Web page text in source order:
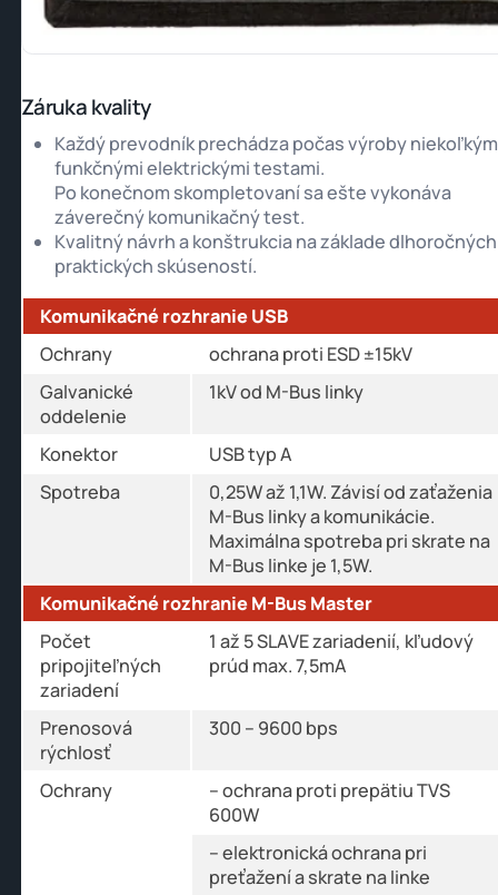
Záruka kvality
Každý prevodník prechádza počas výroby
funkčnými elektrickými testami.
Po konečnom skompletovaní sa ešte vykonáva
záverečný komunikačný test.
Kvalitný návrh a konštrukcia na základe dlhoročných
praktických skúseností.
Komunikačné rozhranie USB
Ochrany
ochrana proti ESD ±15kV
Galvanické
oddelenie
1kV od M-Bus linky
Konektor
USB typ A
Spotreba
0,25W až 1,1W. Závisí od zaťaženia
M-Bus linky a komunikácie.
Maximálna spotreba pri skrate na
M-Bus linke je 1,5W.
Komunikačné rozhranie M-Bus Master
Počet
pripojiteľných
zariadení
1 až 5 SLAVE zariadenií, kľudový
prúd max. 7,5mA
Prenosová
rýchlosť
300 – 9600 bps
Ochrany
– ochrana proti prepätiu TVS
600W
– elektronická ochrana pri
preťažení a skrate na linke